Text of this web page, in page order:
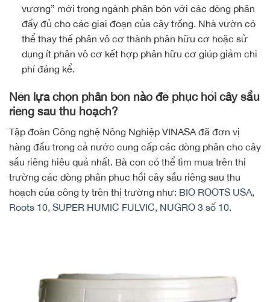
vương” mới trong ngành phân bón với các dòng phân
đầy đủ cho các giai đoạn của cây trồng. Nhà vườn có
thể thay thế phân vô cơ thành phân hữu cơ hoặc sử
dụng ít phân vô cơ kết hợp phân hữu cơ giúp giảm chi
phí đáng kể.
Nên lựa chọn phân bón nào để phục hồi cây sầu
riêng sau thu hoạch?
Tập đoàn Công nghệ Nông Nghiệp VINASA đã đơn vị
hàng đầu trong cả nước cung cấp các dòng phân cho cây
sầu riêng hiệu quả nhất. Bà con có thể tìm mua trên thị
trường các dòng phân phục hồi cây sầu riêng sau thu
hoạch của công ty trên thị trường như: BIO ROOTS USA
Roots 10 SUPER HUMIC FULVIC NUGRO 3 số 10